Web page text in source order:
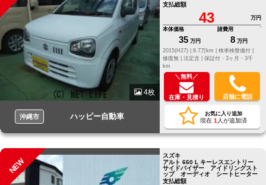
4枚
沖縄市 ハッピー自動車
支払総額
43
万円
本体価格
35 万円
諸費用
8 万円
2015(H27) |
8.7万km |
検車検整備付 |
修復無 | 法定含 | 保証付・3ヶ月・3千
km
＼無料／
在庫・見積り 店舗に電話
お気に入り追加
現在 1 人が追加済
NEW
スズキ
アルト 660 L キーレスエントリー
サイドバイザー アイドリングスト
ップ オーディオ シートヒーター
支払総額